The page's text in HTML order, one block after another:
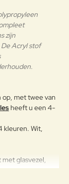
om
goed uit te
weg te
gemorst
of schoon
een vlek is
verwijdert,
kunnen
Probeer dit
lekkage of
zijn
De Acryl stof
op, met twee van
heeft u een 4-
kleuren. Wit,
glasvezel,